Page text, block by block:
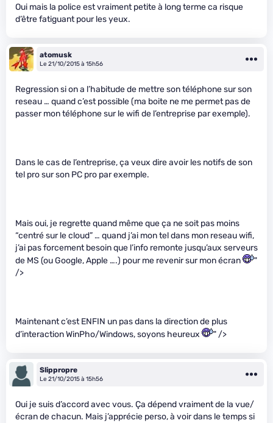
Oui mais la police est vraiment petite à long terme ca risque
d’être fatiguant pour les yeux.
atomusk
Le 21/10/2015 à 15h56
Regression si on a l’habitude de mettre son téléphone sur son
reseau … quand c’est possible (ma boite ne me permet pas de
passer mon téléphone sur le wifi de l’entreprise par exemple).
Dans le cas de l’entreprise, ça veux dire avoir les notifs de son
tel pro sur son PC pro par exemple.
Mais oui, je regrette quand même que ça ne soit pas moins
“centré sur le cloud” … quand j’ai mon tel dans mon reseau wifi,
j’ai pas forcement besoin que l’info remonte jusqu’aux serveurs
de MS (ou Google, Apple ….) pour me revenir sur mon écran
"
/>
Maintenant c’est ENFIN un pas dans la direction de plus
d’interaction WinPho/Windows, soyons heureux
" />
Slippropre
Le 21/10/2015 à 15h56
Oui je suis d’accord avec vous. Ça dépend vraiment de la vue/
écran de chacun. Mais j’apprécie perso, à voir dans le temps si